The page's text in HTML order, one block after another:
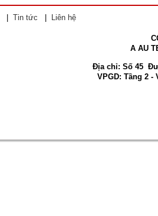
Tin tức Liên hệ
A AU
Địa chỉ: Số 45
VPGD: Tầng 2 -